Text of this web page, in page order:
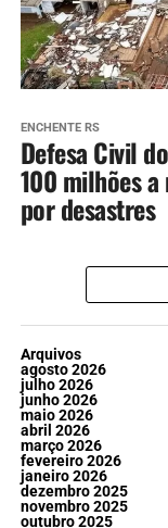
ENCHENTE RS
Defesa Civil
100 milhões
por desastres
Arquivos
agosto 2026
julho 2026
junho 2026
maio 2026
abril 2026
março 2026
fevereiro 2026
janeiro 2026
dezembro 2025
novembro 2025
outubro 2025